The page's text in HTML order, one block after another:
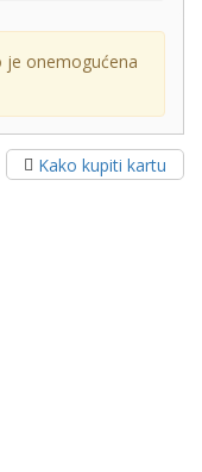
je onemogućena
Kako kupiti kartu